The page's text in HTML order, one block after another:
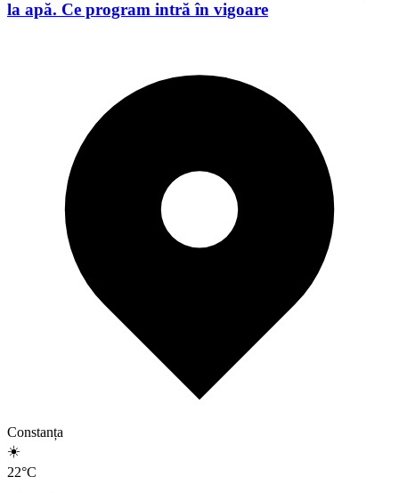
la apă. Ce program intră în vigoare
Constanța
☀️
22°C